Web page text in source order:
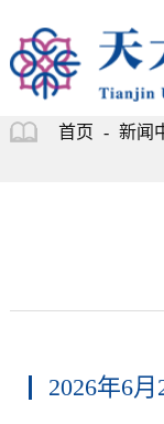
首页 - 新闻
2026年6